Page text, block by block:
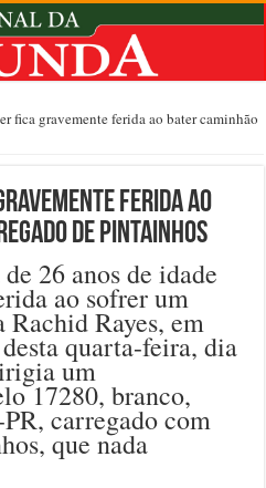
fica gravemente ferida ao bater caminhão
ferida ao
de pintainhos
26 anos de idade
ao sofrer um
Rayes, em
quarta-feira, dia
um
17280, branco,
carregado com
que nada